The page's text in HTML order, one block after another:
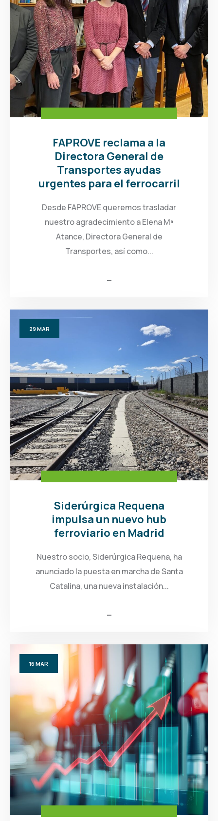
FAPROVE reclama a la
Directora General de
Transportes ayudas
urgentes para el ferrocarril
Desde FAPROVE queremos trasladar
nuestro agradecimiento a Elena Mª
Atance, Directora General de
Transportes, así como...
29MAR
Siderúrgica Requena
impulsa un nuevo hub
ferroviario en Madrid
Nuestro socio, Siderúrgica Requena, ha
anunciado la puesta en marcha de Santa
Catalina, una nueva instalación...
16 MAR